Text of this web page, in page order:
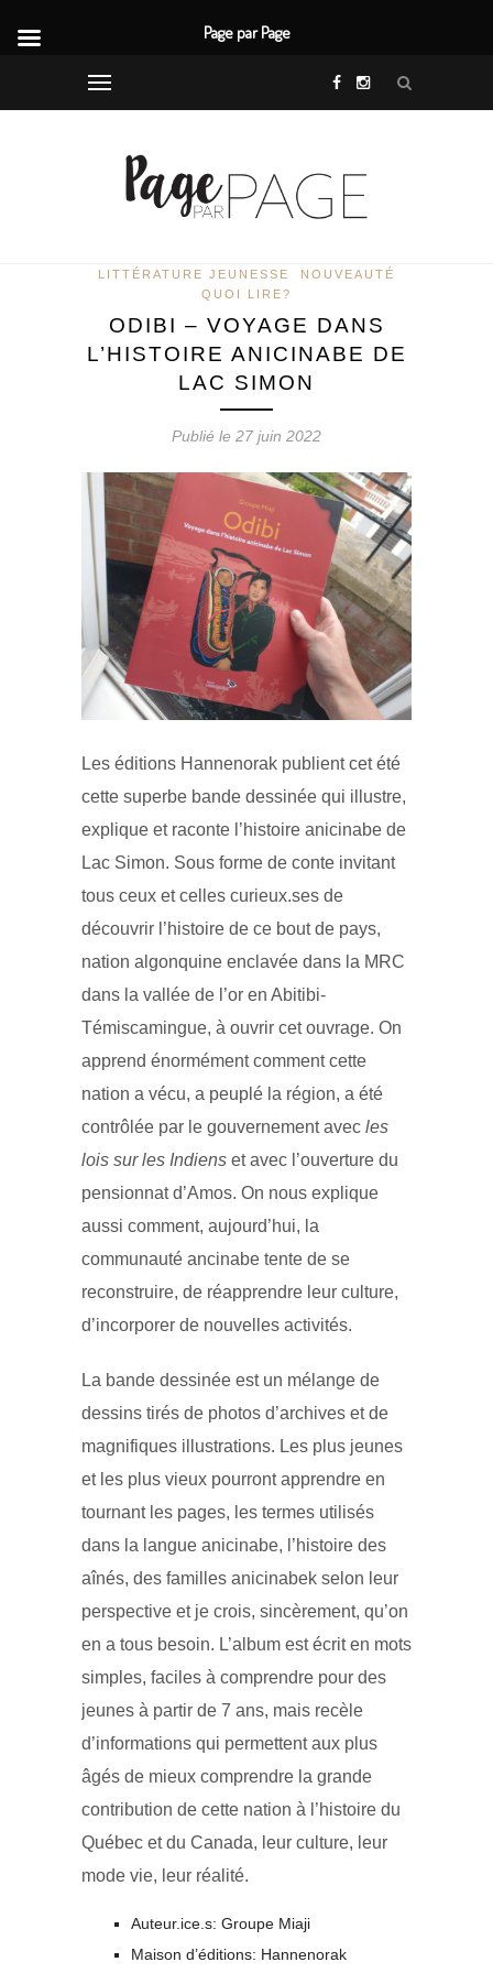
LITTÉRATURE JEUNESSE
NOUVEAUTÉ
QUOI LIRE?
ODIBI – VOYAGE DANS
L’HISTOIRE ANICINABE DE
LAC SIMON
Publié le 27 juin 2022
Les éditions Hannenorak publient cet été
cette superbe bande dessinée qui illustre,
explique et raconte l’histoire anicinabe de
Lac Simon. Sous forme de conte invitant
tous ceux et celles curieux.ses de
découvrir l’histoire de ce bout de pays,
nation algonquine enclavée dans la MRC
dans la vallée de l’or en Abitibi-
Témiscamingue, à ouvrir cet ouvrage. On
apprend énormément comment cette
nation a vécu, a peuplé la région, a été
contrôlée par le gouvernement avec les
lois sur les Indiens et avec l’ouverture du
pensionnat d’Amos. On nous explique
aussi comment, aujourd’hui, la
communauté ancinabe tente de se
reconstruire, de réapprendre leur culture,
d’incorporer de nouvelles activités.
La bande dessinée est un mélange de
dessins tirés de photos d’archives et de
magnifiques illustrations. Les plus jeunes
et les plus vieux pourront apprendre en
tournant les pages, les termes utilisés
dans la langue anicinabe, l’histoire des
aînés, des familles anicinabek selon leur
perspective et je crois, sincèrement, qu’on
en a tous besoin. L’album est écrit en mots
simples, faciles à comprendre pour des
jeunes à partir de 7 ans, mais recèle
d’informations qui permettent aux plus
âgés de mieux comprendre la grande
contribution de cette nation à l’histoire du
Québec et du Canada, leur culture, leur
mode vie, leur réalité.
Auteur.ice.s: Groupe Miaji
Maison d’éditions: Hannenorak
Page par Page